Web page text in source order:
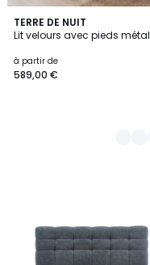
TERRE DE NUIT
Lit velours avec pieds métal
à partir de
589,00 €
2
Couleurs